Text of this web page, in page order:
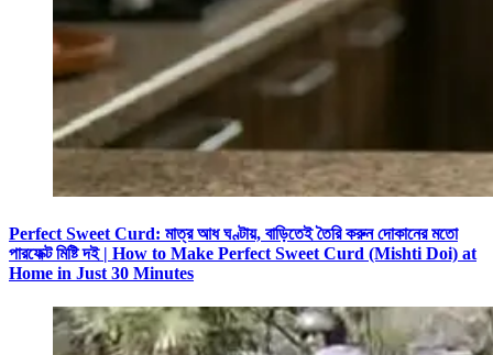
Perfect Sweet Curd: মাত্র আধ ঘণ্টায়, বাড়িতেই তৈরি করুন দোকানের মতো
পারফেক্ট মিষ্টি দই | How to Make Perfect Sweet Curd (Mishti Doi) at
Home in Just 30 Minutes